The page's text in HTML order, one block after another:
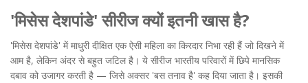
'मिसेस देशपांडे' सीरीज क्यों इतनी खास है?
'मिसेस देशपांडे' में माधुरी दीक्षित एक ऐसी महिला का किरदार निभा रही हैं जो दिखने में
आम है, लेकिन अंदर से बहुत जटिल है। ये सीरीज भारतीय परिवारों में छिपे मानसिक
दबाव को उजागर करती है — जिसे अक्सर 'बस तनाव है' कह दिया जाता है। इसकी